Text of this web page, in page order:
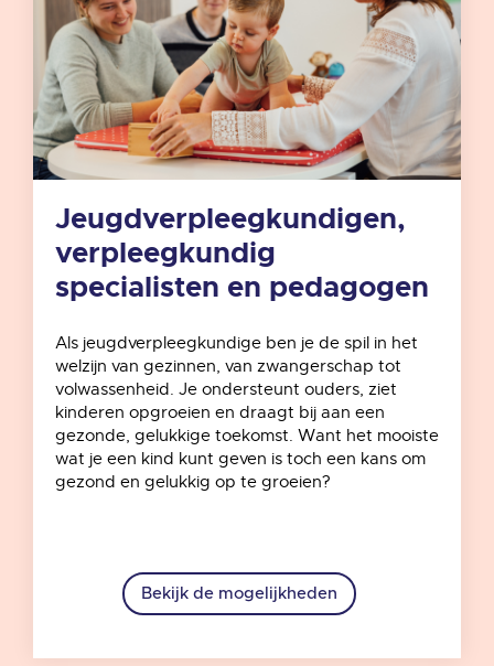
Jeugdverpleegkundigen,
verpleegkundig
specialisten en pedagogen
Als jeugdverpleegkundige ben je de spil in het
welzijn van gezinnen, van zwangerschap tot
volwassenheid. Je ondersteunt ouders, ziet
kinderen opgroeien en draagt bij aan een
gezonde, gelukkige toekomst. Want het mooiste
wat je een kind kunt geven is toch een kans om
gezond en gelukkig op te groeien?
Bekijk de mogelijkheden